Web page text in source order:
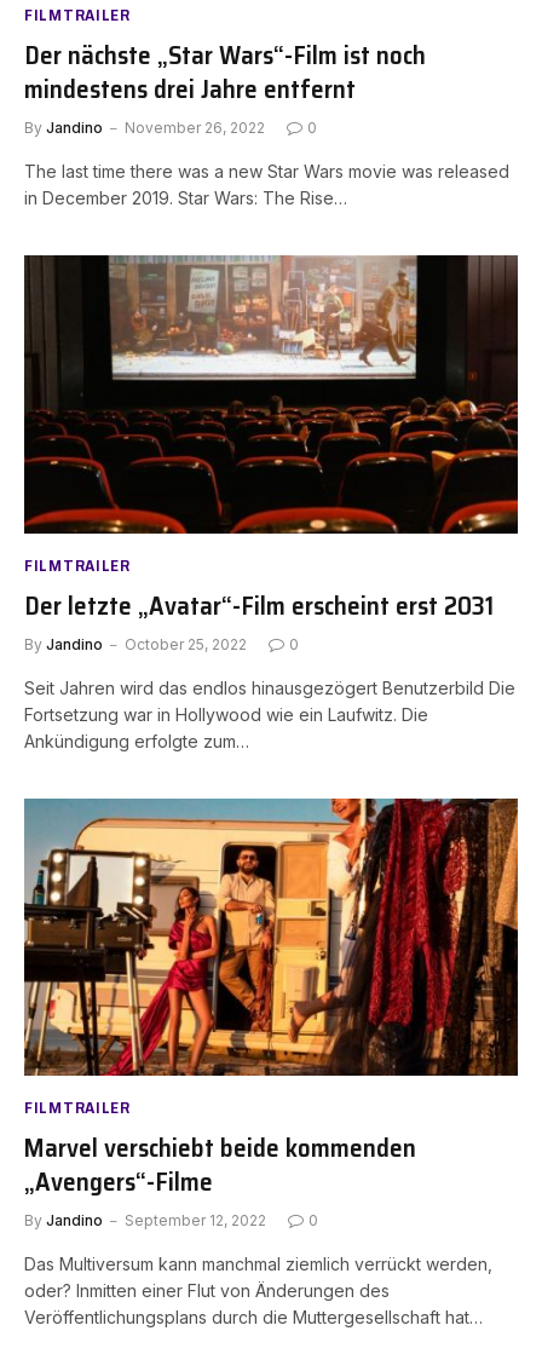
FILMTRAILER
Der nächste „Star Wars“-Film ist noch
mindestens drei Jahre entfernt
By Jandino November 26, 2022 0
The last time there was a new Star Wars movie was released
in December 2019. Star Wars: The Rise…
FILMTRAILER
Der letzte „Avatar“-Film erscheint erst 2031
By Jandino October 25, 2022 0
Seit Jahren wird das endlos hinausgezögert Benutzerbild Die
Fortsetzung war in Hollywood wie ein Laufwitz. Die
Ankündigung erfolgte zum…
FILMTRAILER
Marvel verschiebt beide kommenden
„Avengers“-Filme
By Jandino September 12, 2022 0
Das Multiversum kann manchmal ziemlich verrückt werden,
oder? Inmitten einer Flut von Änderungen des
Veröffentlichungsplans durch die Muttergesellschaft hat…